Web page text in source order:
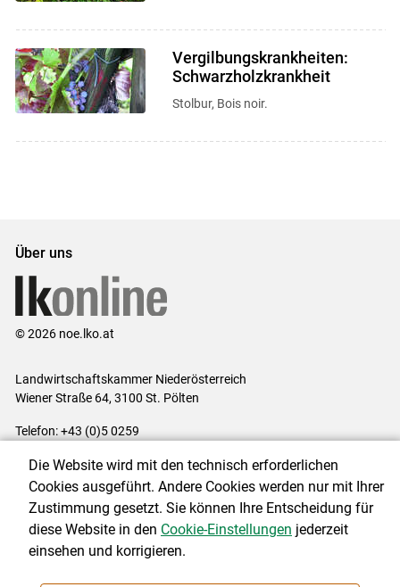
Vergilbungskrankheiten:
Schwarzholzkrankheit
Stolbur, Bois noir.
Über uns
© 2026 noe.lko.at
Landwirtschaftskammer Niederösterreich
Wiener Straße 64, 3100 St. Pölten
Telefon: +43 (0)5 0259
Impressum|Kontakt|Datenschutzerklärung|Barrierefreiheit|
Cookie-Einstellungen
Die Website wird mit den technisch erforderlichen
Cookies ausgeführt. Andere Cookies werden nur mit Ihrer
Zustimmung gesetzt. Sie können Ihre Entscheidung für
diese Website in den Cookie-Einstellungen jederzeit
einsehen und korrigieren.